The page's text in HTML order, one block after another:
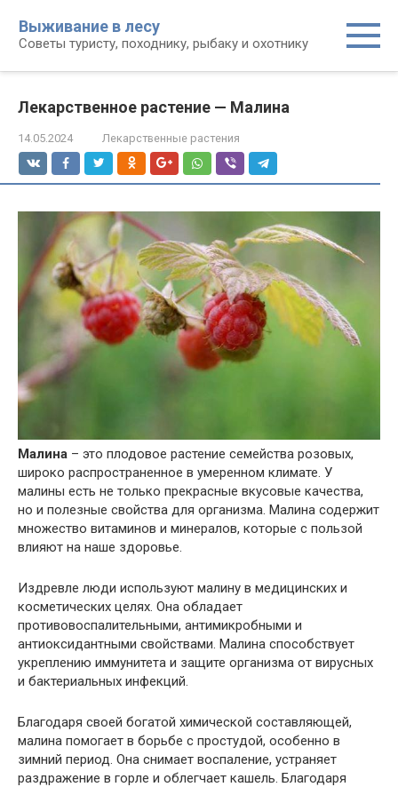
контенту
Выживание в лесу
Советы туристу, походнику, рыбаку и охотнику
Лекарственное растение — Малина
14.05.2024 Лекарственные растения
Малина – это плодовое растение семейства розовых,
широко распространенное в умеренном климате. У
малины есть не только прекрасные вкусовые качества,
но и полезные свойства для организма. Малина содержит
множество витаминов и минералов, которые с пользой
влияют на наше здоровье.
Издревле люди используют малину в медицинских и
косметических целях. Она обладает
противовоспалительными, антимикробными и
антиоксидантными свойствами. Малина способствует
укреплению иммунитета и защите организма от вирусных
и бактериальных инфекций.
Благодаря своей богатой химической составляющей,
малина помогает в борьбе с простудой, особенно в
зимний период. Она снимает воспаление, устраняет
раздражение в горле и облегчает кашель. Благодаря